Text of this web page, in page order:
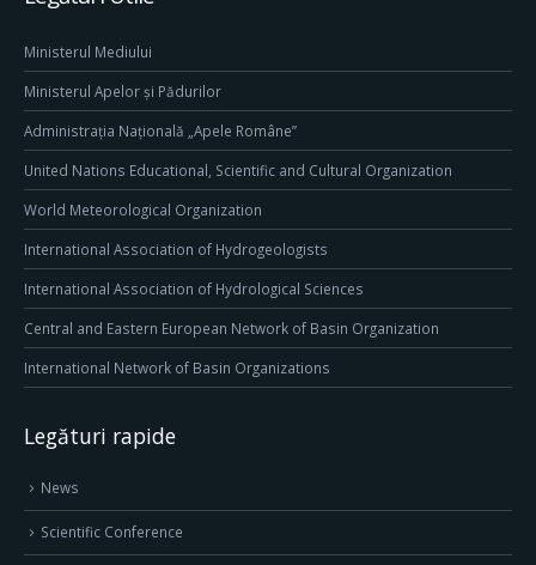
Ministerul Mediului
Ministerul Apelor și Pădurilor
Administrația Națională „Apele Române”
United Nations Educational, Scientific and Cultural Organization
World Meteorological Organization
International Association of Hydrogeologists
International Association of Hydrological Sciences
Central and Eastern European Network of Basin Organization
International Network of Basin Organizations
Legături rapide
News
Scientific Conference